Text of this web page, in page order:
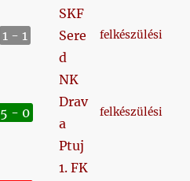
1 - 1
SKF
Sere
d
felkészülési
5 - 0
NK
Drav
a
Ptuj
felkészülési
1. FK